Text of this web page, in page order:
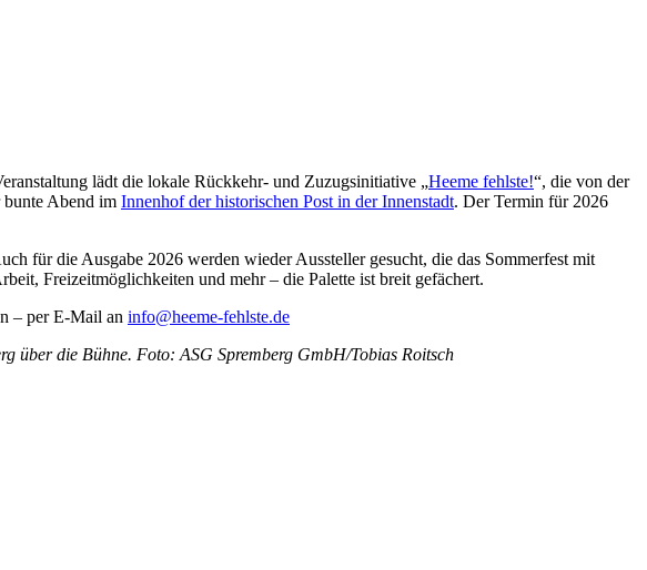
lädt die lokale Rückkehr- und Zuzugsinitiative „Heeme fehlste!“, die von der
Abend im Innenhof der historischen Post in der Innenstadt. Der Termin für 2026
für die Ausgabe 2026 werden wieder Aussteller gesucht, die das Sommerfest mit
Freizeitmöglichkeiten und mehr – die Palette ist breit gefächert.
– per E-Mail an info@heeme-fehlste.de
über die Bühne. Foto: ASG Spremberg GmbH/Tobias Roitsch